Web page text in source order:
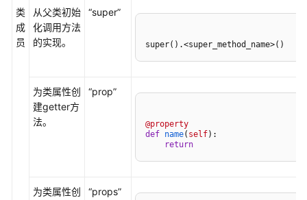
在
CodeArts
创
配
类
成
员
从父类初始
化调用方法
的实现。
“super”
super().<super_method_name>()
为类属性创
建getter方
法。
“prop”
@property
def name( self):
return
为类属性创 “props”